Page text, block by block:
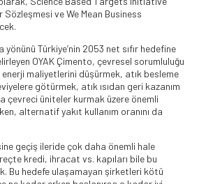
Sözleşmesi ve We Mean Business
Türkiye’nin 2053 net sıfır hedefine
OYAK Çimento, çevresel sorumluluğu
enerji maliyetlerini düşürmek, atık besleme
götürmek, atık ısıdan geri kazanım
çevreci üniteler kurmak üzere önemli
alternatif yakıt kullanım oranını da
geçiş ileride çok daha önemli hale
kredi, ihracat vs. kapıları bile bu
Bu hedefe ulaşamayan şirketleri kötü